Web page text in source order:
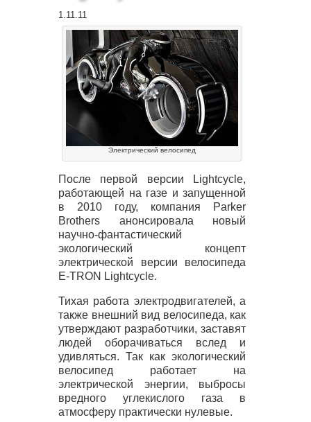
1.11.11
Электрический велосипед
После первой версии Lightcycle,
работающей на газе и запущенной
в 2010 году, компания Parker
Brothers анонсировала новый
научно-фантастический
экологический концепт
электрической версии велосипеда
E-TRON Lightcycle.
Тихая работа электродвигателей, а
также внешний вид велосипеда, как
утверждают разработчики, заставят
людей оборачиваться вслед и
удивляться. Так как экологический
велосипед работает на
электрической энергии, выбросы
вредного углекислого газа в
атмосферу практически нулевые.